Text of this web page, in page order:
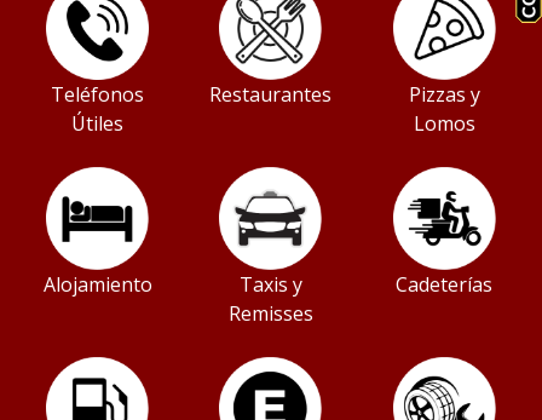
Teléfonos
Útiles
Restaurantes
Pizzas y
Lomos
Alojamiento
Taxis y
Remisses
Cadeterías